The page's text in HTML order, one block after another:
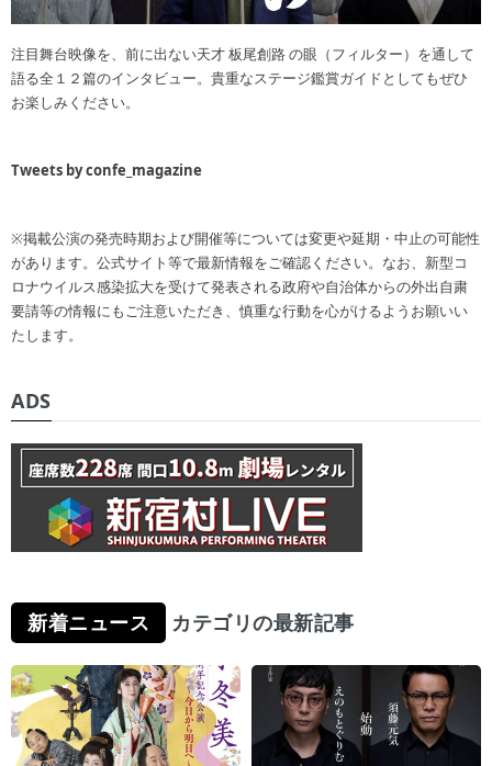
注目舞台映像を、前に出ない天才 板尾創路 の眼（フィルター）を通して
語る全１２篇のインタビュー。貴重なステージ鑑賞ガイドとしてもぜひ
お楽しみください。
Tweets by confe_magazine
※掲載公演の発売時期および開催等については変更や延期・中止の可能性
があります。公式サイト等で最新情報をご確認ください。なお、新型コ
ロナウイルス感染拡大を受けて発表される政府や自治体からの外出自粛
要請等の情報にもご注意いただき、慎重な行動を心がけるようお願いい
たします。
ADS
新着ニュース カテゴリの最新記事